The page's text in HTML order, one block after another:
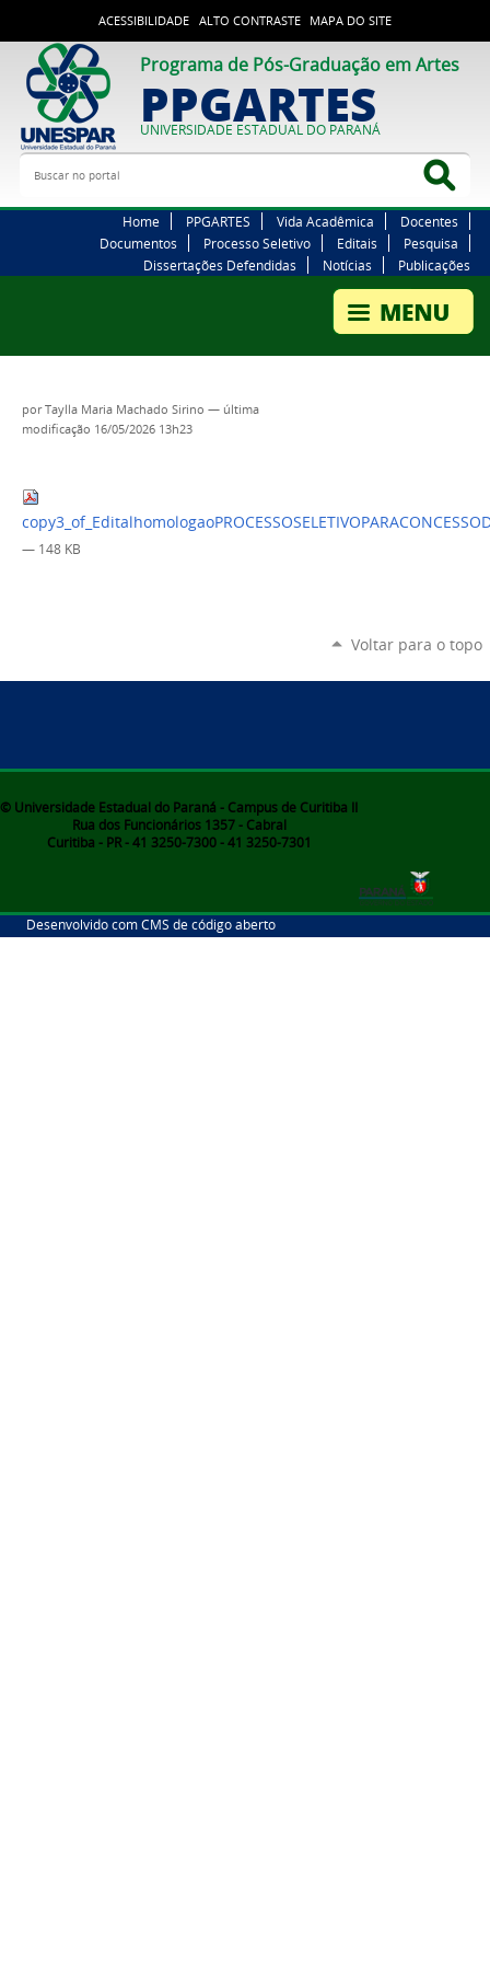
ACESSIBILIDADE ALTO CONTRASTE MAPA DO SITE
Programa de Pós-Graduação em Artes
PPGARTES
UNIVERSIDADE ESTADUAL DO PARANÁ
Buscar no portal
Home PPGARTES Vida Acadêmica
Docentes
Documentos
Processo Seletivo Editais
Pesquisa
Dissertações Defendidas
Notícias Publicações
porTaylla Maria Machado Sirino — última
modificação 16/05/2026 13h23
— 148 KB
Voltar para o topo
© Universidade Estadual do Paraná - Campus de Curitiba II
Rua dos Funcionários 1357 - Cabral
Curitiba - PR - 41 3250-7300 - 41 3250-7301
Desenvolvido com CMS de código aberto